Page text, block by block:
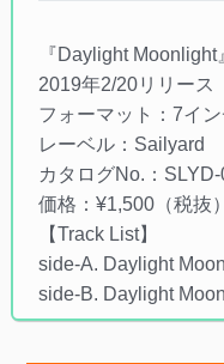
『Daylight
2019年2/20リリース
フォーマット：7イ
レーベル：Sailyard
カタログNo.：SLYD-
価格：¥1,500（税抜）
【Track List】
side-A. Daylight
side-B. Daylight